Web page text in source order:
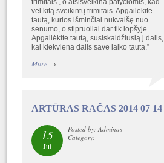
trimitais , o atsisveikina patyčiomis, kad
vėl kitą sveikintų trimitais. Apgailėkite
tautą, kurios išminčiai nukvaišę nuo
senumo, o stipruoliai dar tik lopšyje.
Apgailėkite tautą, susiskaldžiusią į dalis,
kai kiekviena dalis save laiko tauta.”
More→
ARTŪRAS RAČAS 2014 07 14
15
Jul
Posted by: Adminas
Category: